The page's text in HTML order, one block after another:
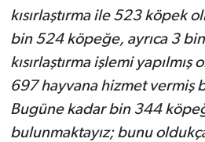
kısırlaştırma ile 523 köpek
bin 524 köpeğe, ayrıca 3
kısırlaştırma işlemi
697 hayvana hizmet vermiş
Bugüne kadar bin 344
bulunmaktayız; bunu